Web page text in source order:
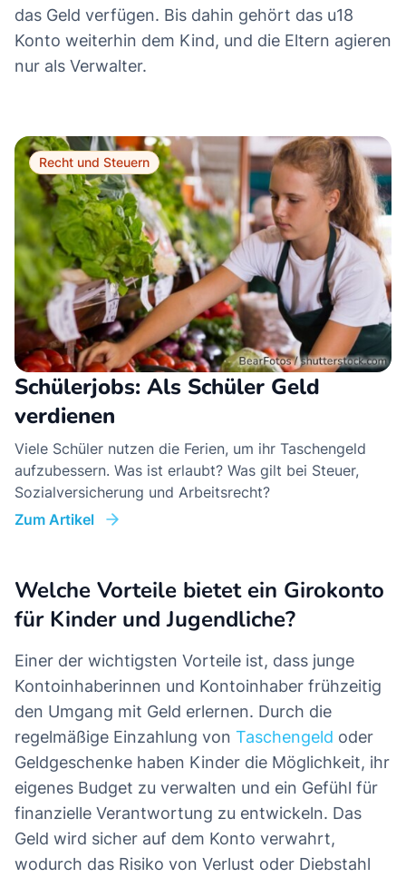
das Geld verfügen. Bis dahin gehört das u18
Konto weiterhin dem Kind, und die Eltern agieren
nur als Verwalter.
Recht und Steuern
Schülerjobs: Als Schüler Geld
verdienen
Viele Schüler nutzen die Ferien, um ihr Taschengeld
aufzubessern. Was ist erlaubt? Was gilt bei Steuer,
Sozialversicherung und Arbeitsrecht?
Zum Artikel
Welche Vorteile bietet ein Girokonto
für Kinder und Jugendliche?
Einer der wichtigsten Vorteile ist, dass junge
Kontoinhaberinnen und Kontoinhaber frühzeitig
den Umgang mit Geld erlernen. Durch die
regelmäßige Einzahlung von Taschengeld oder
Geldgeschenke haben Kinder die Möglichkeit, ihr
eigenes Budget zu verwalten und ein Gefühl für
finanzielle Verantwortung zu entwickeln. Das
Geld wird sicher auf dem Konto verwahrt,
wodurch das Risiko von Verlust oder Diebstahl